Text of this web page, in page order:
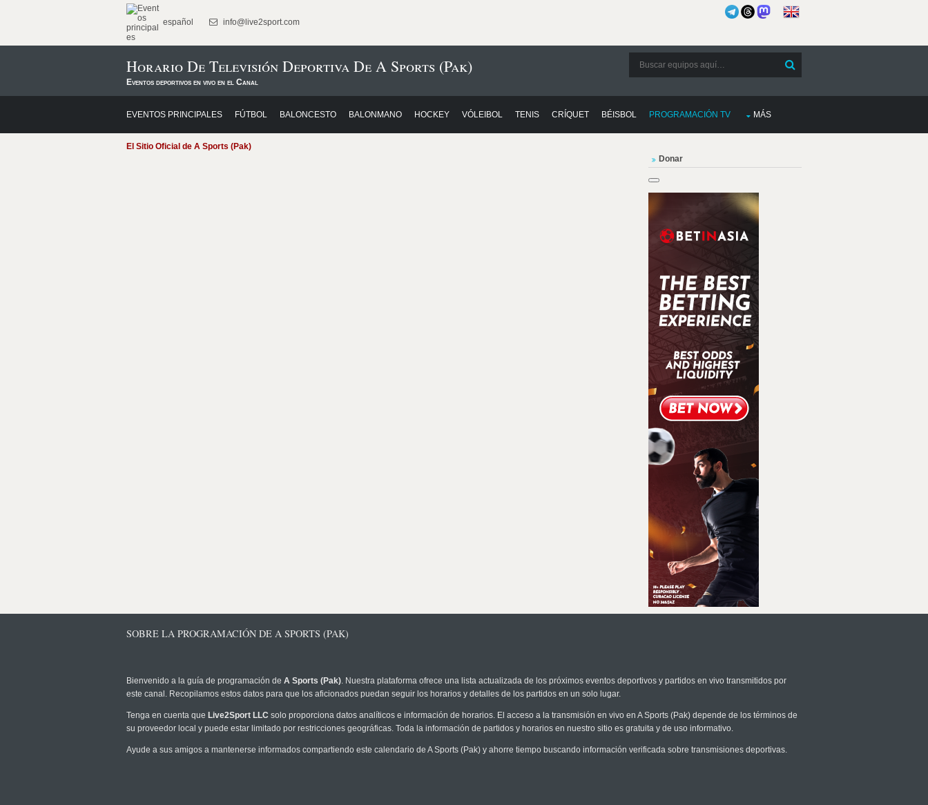
español info@live2sport.com
Horario De Televisión Deportiva De A Sports (Pak)
Eventos deportivos en vivo en el Canal
EVENTOS PRINCIPALES FÚTBOL BALONCESTO BALONMANO HOCKEY VÓLEIBOL TENIS CRÍQUET BÉISBOL PROGRAMACIÓN TV MÁS
El Sitio Oficial de A Sports (Pak)
Donar
SOBRE LA PROGRAMACIÓN DE A SPORTS (PAK)
Bienvenido a la guía de programación de A Sports (Pak). Nuestra plataforma ofrece una lista actualizada de los próximos eventos deportivos y partidos en vivo transmitidos por
este canal. Recopilamos estos datos para que los aficionados puedan seguir los horarios y detalles de los partidos en un solo lugar.
Tenga en cuenta que Live2Sport LLC solo proporciona datos analíticos e información de horarios. El acceso a la transmisión en vivo en A Sports (Pak) depende de los términos de
su proveedor local y puede estar limitado por restricciones geográficas. Toda la información de partidos y horarios en nuestro sitio es gratuita y de uso informativo.
Ayude a sus amigos a mantenerse informados compartiendo este calendario de A Sports (Pak) y ahorre tiempo buscando información verificada sobre transmisiones deportivas.